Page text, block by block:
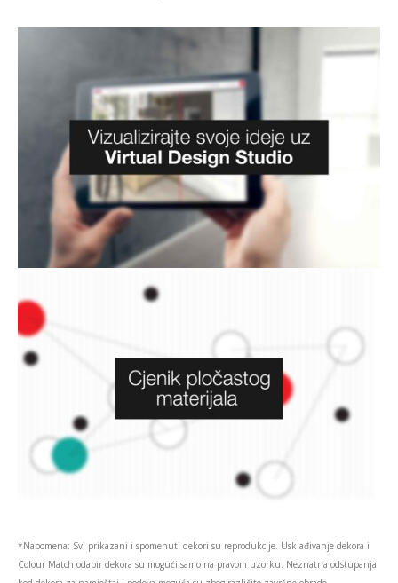
*Napomena: Svi prikazani i spomenuti dekori su reprodukcije. Usklađivanje dekora i
Colour Match odabir dekora su mogući samo na pravom uzorku. Neznatna odstupanja